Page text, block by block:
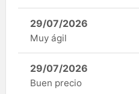
29/07/2026
Muy ágil
29/07/2026
Buen precio